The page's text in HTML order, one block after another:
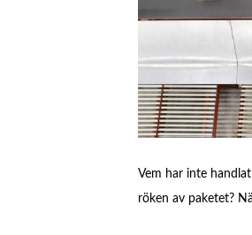
Vem har inte
röken av paketet?